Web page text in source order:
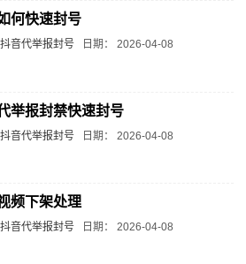
何快速封号
抖音代举报封号 日期： 2026-04-08
举报封禁快速封号
抖音代举报封号 日期： 2026-04-08
频下架处理
抖音代举报封号 日期： 2026-04-08